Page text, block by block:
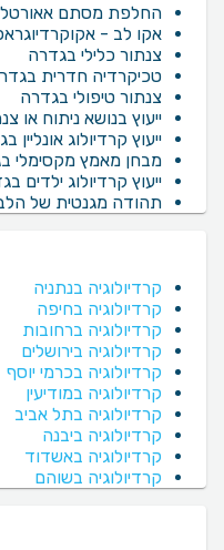
החלפת מסתם
אקו לב -
צנתור כלילי בגדרה
טכיקרדיה חדרית
צנתור טיפולי בגדרה
ייעוץ בנושא ניתוח או
ייעוץ קרדיולוג אונליין
מבחן מאמץ מקסימלי
ייעוץ קרדיולוג ילדים
תהודה מגנטית של
קרדיולוגיה בנתניה
קרדיולוגיה בחיפה
קרדיולוגיה ברחובות
קרדיולוגיה בירושלים
קרדיולוגיה בכרמי יוסף
קרדיולוגיה במודיעין
קרדיולוגיה בתל אביב
קרדיולוגיה ביבנה
קרדיולוגיה באשדוד
קרדיולוגיה בשוהם